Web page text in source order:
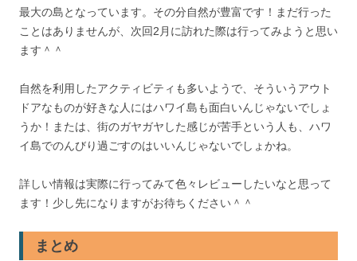
最大の島となっています。その分自然が豊富です！まだ行った
ことはありませんが、次回2月に訪れた際は行ってみようと思い
ます＾＾
自然を利用したアクティビティも多いようで、そういうアウト
ドアなものが好きな人にはハワイ島も面白いんじゃないでしょ
うか！または、街のガヤガヤした感じが苦手という人も、ハワ
イ島でのんびり過ごすのはいいんじゃないでしょかね。
詳しい情報は実際に行ってみて色々レビューしたいなと思って
ます！少し先になりますがお待ちください＾＾
まとめ